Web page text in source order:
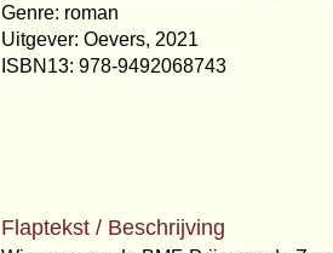
Genre: roman
Uitgever: Oevers, 2021
ISBN13: 978-9492068743
Flaptekst / Beschrijving